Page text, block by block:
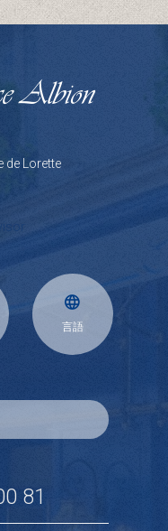
de Lorette
言語
81